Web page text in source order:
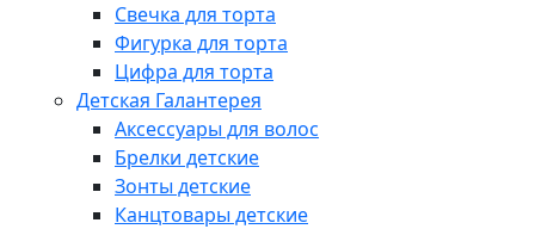
Свечка для торта
Фигурка для торта
Цифра для торта
Детская Галантерея
Аксессуары для волос
Брелки детские
Зонты детские
Канцтовары детские